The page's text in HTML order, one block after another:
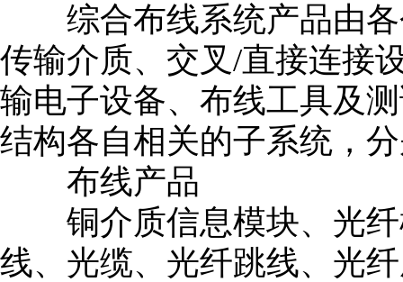
综合布线系统产品由各
传输介质、交叉/直接连接
输电子设备、布线工具及
结构各自相关的子系统，
布线产品
铜介质信息模块、光纤
线、光缆、光纤跳线、光